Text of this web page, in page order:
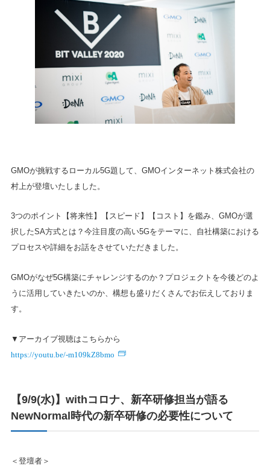
GMOが挑戦するローカル5G題して、GMOインターネット株式会社の
村上が登壇いたしました。
3つのポイント【将来性】【スピード】【コスト】を鑑み、GMOが選
択したSA方式とは？今注目度の高い5Gをテーマに、自社構築における
プロセスや詳細をお話をさせていただきました。
GMOがなぜ5G構築にチャレンジするのか？プロジェクトを今後どのよ
うに活用していきたいのか、構想も盛りだくさんでお伝えしておりま
す。
▼アーカイブ視聴はこちらから
https://youtu.be/-m109kZ8bmo
【9/9(水)】withコロナ、新卒研修担当が語る
NewNormal時代の新卒研修の必要性について
＜登壇者＞